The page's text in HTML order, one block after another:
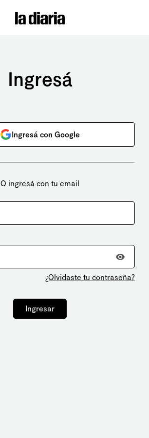
Ingresá
Ingresá con Google
O ingresá con tu email
¿Olvidaste tu contraseña?
Ingresar